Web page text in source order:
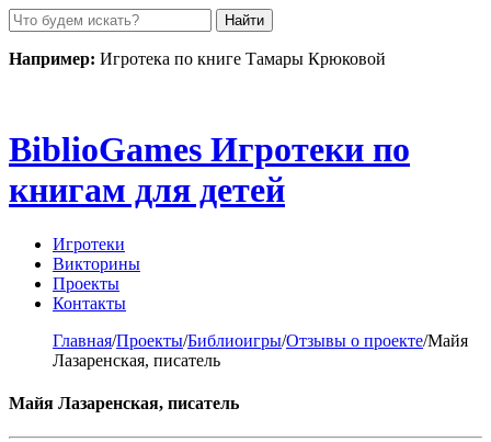
Пролистать
до
контента
Например: Игротека по книге Тамары Крюковой
BiblioGames Игротеки по
книгам для детей
Игротеки
Викторины
Проекты
Контакты
Главная/Проекты/Библиоигры/Отзывы о проекте/Майя
Лазаренская, писатель
Майя Лазаренская, писатель